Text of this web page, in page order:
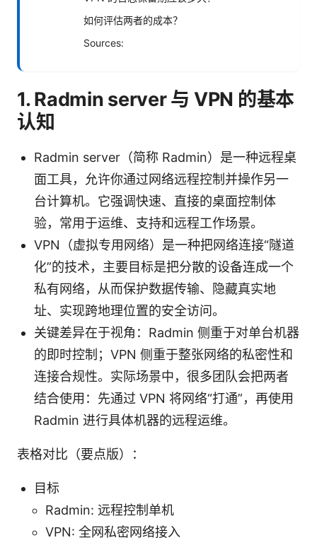
如何评估两者的成本？
Sources:
1. Radmin server 与 VPN 的基本
认知
Radmin server（简称 Radmin）是一种远程桌
面工具，允许你通过网络远程控制并操作另一
台计算机。它强调快速、直接的桌面控制体
验，常用于运维、支持和远程工作场景。
VPN（虚拟专用网络）是一种把网络连接“隧道
化”的技术，主要目标是把分散的设备连成一个
私有网络，从而保护数据传输、隐藏真实地
址、实现跨地理位置的安全访问。
关键差异在于视角：Radmin 侧重于对单台机器
的即时控制；VPN 侧重于整张网络的私密性和
连接合规性。实际场景中，很多团队会把两者
结合使用：先通过 VPN 将网络“打通”，再使用
Radmin 进行具体机器的远程运维。
表格对比（要点版）：
目标
Radmin: 远程控制单机
VPN: 全网私密网络接入